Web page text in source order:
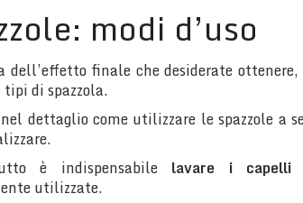
modi d’uso
dell’effetto finale che desiderate
di spazzola.
dettaglio come utilizzare le spazzole a
è indispensabile lavare i capelli
utilizzate.